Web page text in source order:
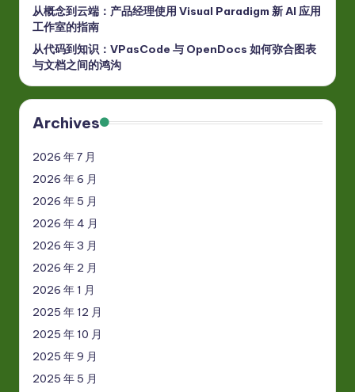
从概念到云端：产品经理使用 Visual Paradigm 新 AI 应用
工作室的指南
从代码到知识：VPasCode 与 OpenDocs 如何弥合图表
与文档之间的鸿沟
Archives
2026 年 7 月
2026 年 6 月
2026 年 5 月
2026 年 4 月
2026 年 3 月
2026 年 2 月
2026 年 1 月
2025 年 12 月
2025 年 10 月
2025 年 9 月
2025 年 5 月